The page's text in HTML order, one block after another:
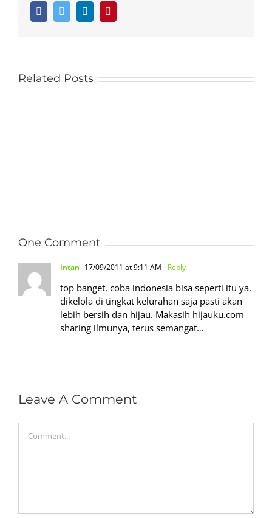
FacebookTwitter LinkedIn
Related Posts
One Comment
intan 17/09/2011 at 9:11 AM - Reply
top banget, coba indonesia bisa seperti itu ya.
dikelola di tingkat kelurahan saja pasti akan
lebih bersih dan hijau. Makasih hijauku.com
sharing ilmunya, terus semangat…
Leave A Comment